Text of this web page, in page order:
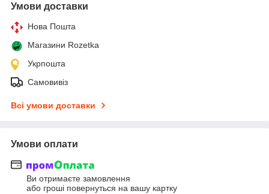
Умови доставки
Нова Пошта
Магазини Rozetka
Укрпошта
Самовивіз
Всі умови доставки
Умови оплати
Ви отримаєте замовлення
або гроші повернуться на вашу картку